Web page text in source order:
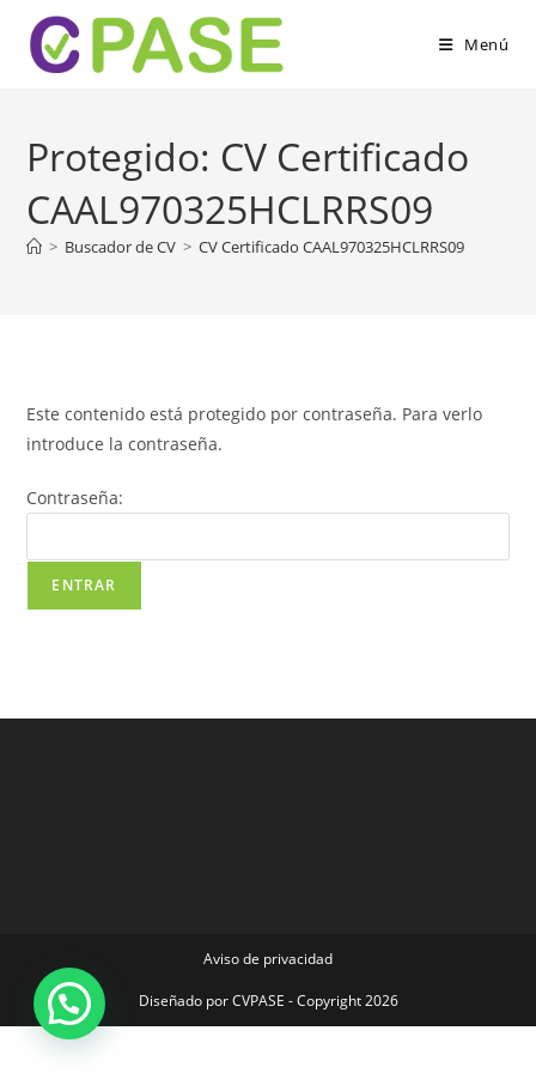
Menú
Protegido: CV Certificado
CAAL970325HCLRRS09
> Buscador de CV > CV Certificado CAAL970325HCLRRS09
Este contenido está protegido por contraseña. Para verlo
introduce la contraseña.
Contraseña:
Aviso de privacidad
Diseñado porCVPASE - Copyright 2026